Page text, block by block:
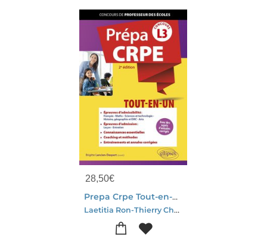
28,50€
Prepa Crpe Tout-en-un L3 : Licences Disciplinaires (2e Edition)
Laetitia Ron-Thierry Chevallier-Severine Anouil-Roula Bressange-Jerome Llaury-Gildas Legrand-Lancien